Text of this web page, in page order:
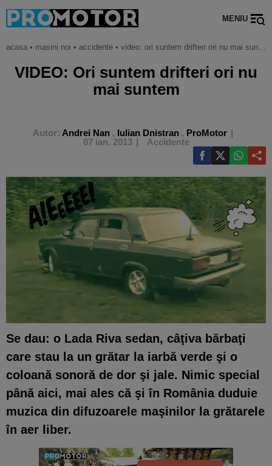
MENIU
acasa • masini noi • accidente • video: ori suntem drifteri ori nu mai suntem
VIDEO: Ori suntem drifteri ori nu
mai suntem
Autor: Andrei Nan , Iulian Dnistran , ProMotor
07 ian. 2013
Accidente
Se dau: o Lada Riva sedan, câţiva bărbaţi
care stau la un grătar la iarbă verde şi o
coloană sonoră de dor şi jale. Nimic special
până aici, mai ales că şi în România duduie
muzica din difuzoarele maşinilor la grătarele
în aer liber.